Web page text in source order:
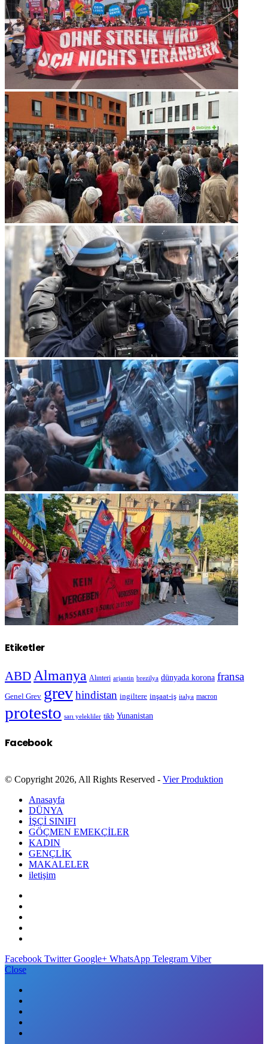
Etiketler
ABD Almanya Alınteri arjantin brezilya dünyada korona fransa
Genel Grev grevhindistan ingiltere inşaat-iş italya macron
protesto sarı yelekliler tikb Yunanistan
Facebook
© Copyright 2026, All Rights Reserved - Vier Produktion
Anasayfa
DÜNYA
İŞÇİ SINIFI
GÖÇMEN EMEKÇİLER
KADIN
GENÇLİK
MAKALELER
iletişim
Facebook Twitter Google+ WhatsApp Telegram Viber
Close